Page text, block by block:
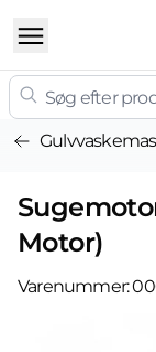
Motor)
Varenummer: